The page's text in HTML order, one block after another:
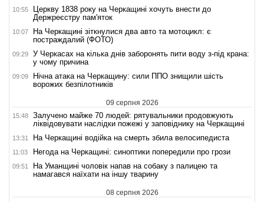
10:55
Церкву 1838 року на Черкащині хочуть внести до
Держреєстру пам'яток
10:07
На Черкащині зіткнулися два авто та мотоцикл: є
постраждалий (ФОТО)
09:29
У Черкасах на кілька днів заборонять пити воду з-під крана:
у чому причина
09:09
Нічна атака на Черкащину: сили ППО знищили шість
ворожих безпілотників
09 серпня 2026
15:48
Залучено майже 70 людей: рятувальники продовжують
ліквідовувати наслідки пожежі у заповіднику на Черкащині
13:31 На Черкащині водійка на смерть збила велосипедиста
11:03 Негода на Черкащині: синоптики попередили про грози
09:51
На Уманщині чоловік напав на собаку з палицею та
намагався наїхати на іншу тварину
08 серпня 2026